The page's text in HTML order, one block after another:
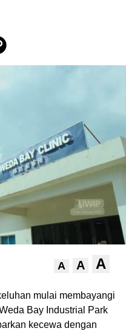
A A A
mulai membayangi
Bay Industrial Park
kecewa dengan